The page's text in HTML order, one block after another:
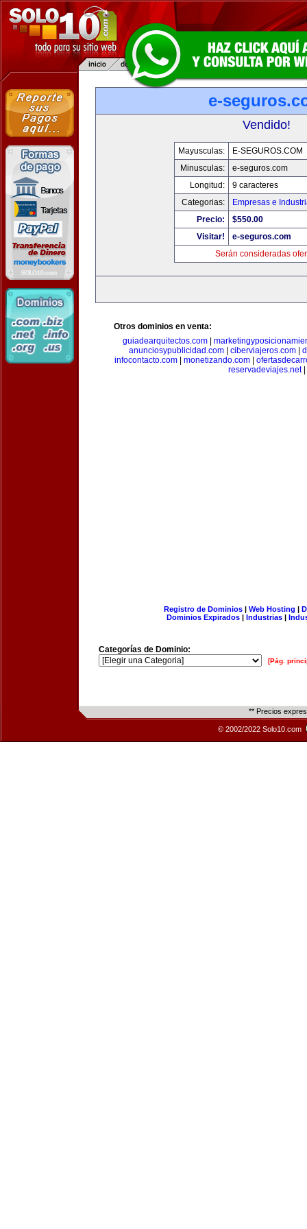
e-
Vendido!
Mayusculas:
E-SEGUROS.COM
Minusculas:
e-seguros.com
Longitud:
9 caracteres
Categorias:
Empresas e
Precio:
$550.00
Visitar!
e-seguros.com
Serán consideradas
Otros dominios en venta:
guiadearquitectos.com
anunciosypublicidad.com| ciberviajeros.com|
infocontacto.com
monetizando.com
reservadeviajes.net|
Registro de Dominios| Web Hosting |
Dominios Expirados | Industrias |
Categorías de Dominio:
[Pág.
** Precios
© 2002/2022 Solo10.com